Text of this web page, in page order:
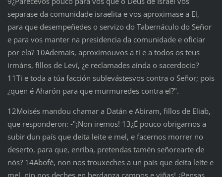
separase da comunidade israelita e vos aproximase a El,
para que desempeñedes o servizo do Tabernáculo do Señor
e para vos manter na presidencia da comunidade e oficiar
por ela? 10Ademais, aproximouvos a ti e a todos os teus
irmáns, fillos de Leví, ¿e reclamades aínda o sacerdocio?
11Ti e toda a túa facción sublevástesvos contra o Señor; pois
¿quen é Aharón para que murmuredes contra el?".
12Moisés mandou chamar a Datán e Abiram, fillos de Eliab,
que responderon: ‑"¡Non iremos! 13¿É pouco obrigarnos a
subir dun país que deita leite e mel, e facernos morrer no
deserto, para que, enriba, pretendas tamén señorearte de
nós? 14Abofé, non nos trouxeches a un país que deita leite e
mel, nin nos deches en herdanza campos e viñas! ¿Pensas